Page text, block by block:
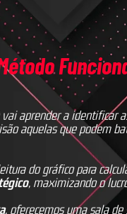
vai aprender a identificar
aquelas que podem
do gráfico para
, maximizando o
, oferecemos umasala de